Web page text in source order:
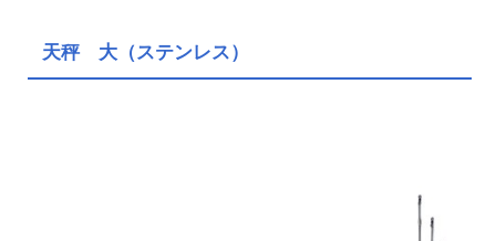
天秤 大（ステンレス）